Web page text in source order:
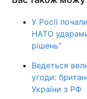
У Росії
НАТО
рішень"
Ведеться
угоди:
України з РФ